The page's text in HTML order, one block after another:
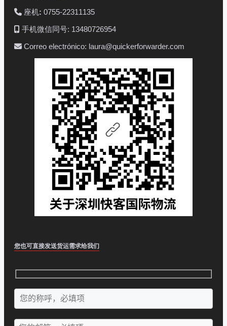
座机: 0755-22311135
手机微信同号: 13480726954
Correo electrónico: laura@quickerforwarder.com
您也可直接发送货运需求给我们